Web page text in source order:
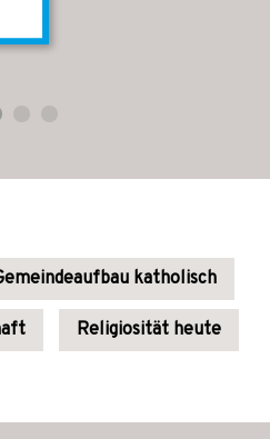
katholisch
Religiosität heute